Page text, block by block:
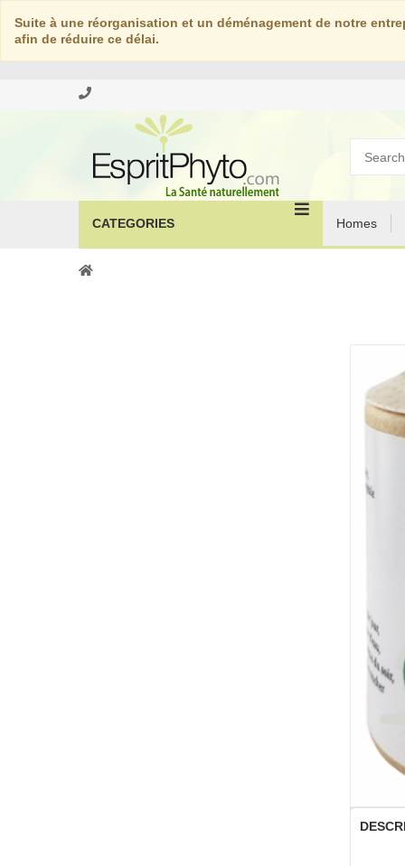
Suite à une réorganisation et un déménagement de notre
afin de réduire ce délai.
CATEGORIES Homes